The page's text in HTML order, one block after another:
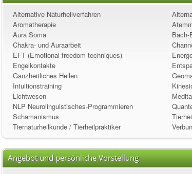
Alternative Naturheilverfahren
Aromatherapie
Aura Soma
Bach-
Chakra- und Auraarbeit
EFT (Emotional freedom techniques)
Engelkontakte
Ganzheitliches Heilen
Intuitionstraining
Lichtwesen
NLP Neurolinguistisches-Programmieren
Schamanismus
Tiernaturheilkunde / Tierheilpraktiker
Angebot und persönliche Vorstellung